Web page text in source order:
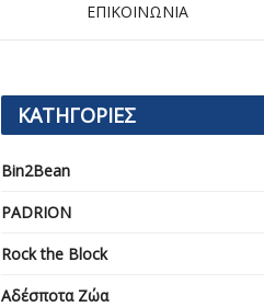
ΕΠΙΚΟΙΝΩΝΙΑ
ΚΑΤΗΓΟΡΙΕΣ
Bin2Bean
PADRION
Rock the Block
Αδέσποτα Ζώα